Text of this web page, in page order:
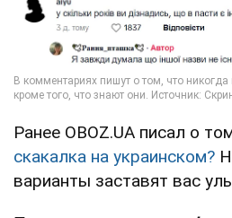
Ранее OBOZ.UA писал о
скакалка на украинском?
варианты заставят вас